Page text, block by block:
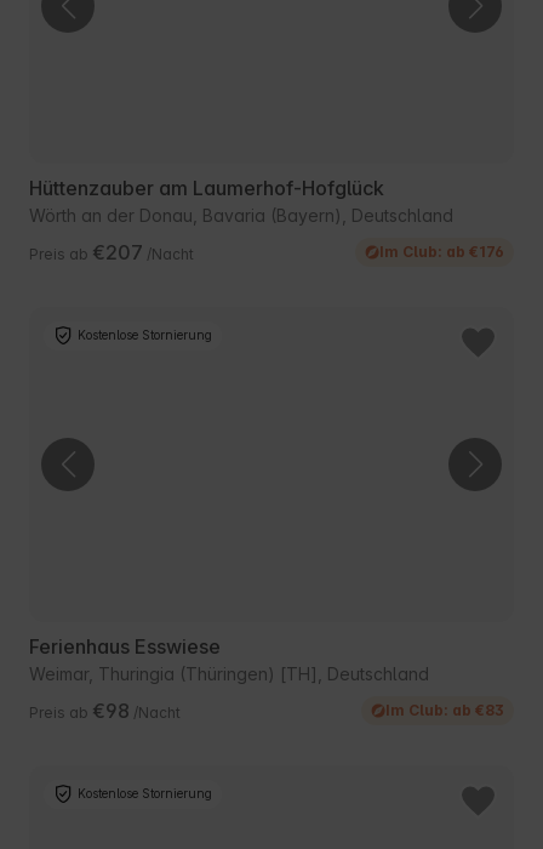
Hüttenzauber am Laumerhof-Hofglück
Wörth an der Donau, Bavaria (Bayern), Deutschland
Preis ab €207 /Nacht Im Club: ab €176
Kostenlose Stornierung
Ferienhaus Esswiese
Weimar, Thuringia (Thüringen) [TH], Deutschland
Preis ab €98 /Nacht Im Club: ab €83
Kostenlose Stornierung